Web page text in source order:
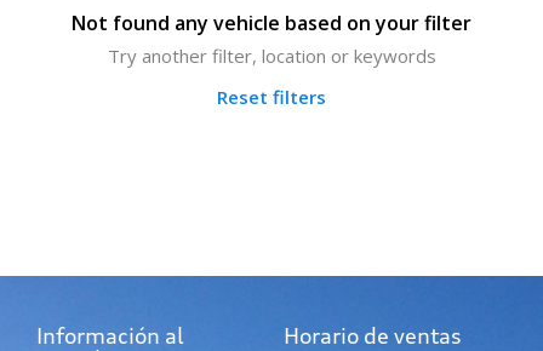
Not found any vehicle based on your filter
Try another filter, location or keywords
Reset filters
Información al
Horario de ventas